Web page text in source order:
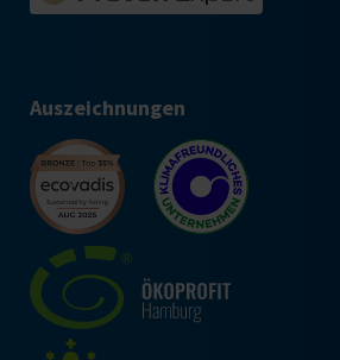
Auszeichnungen